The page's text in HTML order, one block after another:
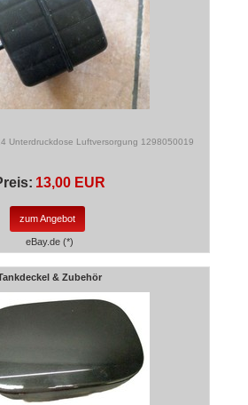
Unterdruckdose Luftversorgung 1298050019
13,00 EUR
zum Angebot
eBay.de (*)
& Zubehör